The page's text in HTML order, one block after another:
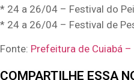
* 24 a 26/04 – Festival do
* 24 a 26/04 – Festival de
Fonte: Prefeitura de Cuiabá –
COMPARTILHE ESSA